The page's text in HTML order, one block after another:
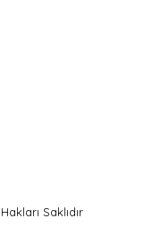
Saklıdır